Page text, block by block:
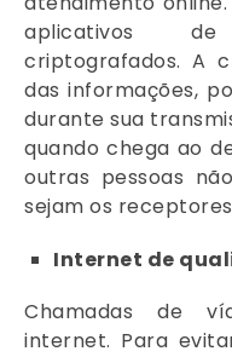
aplicativos
criptografados. A
das informações,
durante sua
quando chega ao
outras pessoas
sejam os
Internet de
Chamadas de
internet. Para